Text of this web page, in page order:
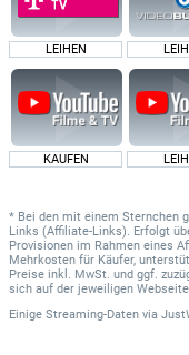
LEIHEN
KAUFEN
* Bei den mit einem Sternchen
Links (Affiliate-Links). Erfolgt
Provisionen im Rahmen eines
Mehrkosten für Käufer,
Preise inkl. MwSt. und ggf.
sich auf der jeweiligen
Einige Streaming-Daten via